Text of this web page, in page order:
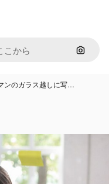
画像で
ンのガラス越しに写…